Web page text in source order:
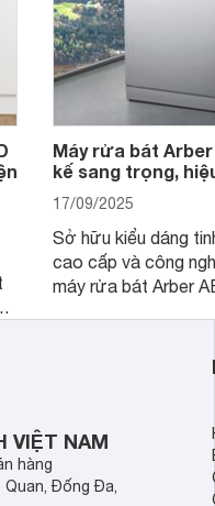
Máy rửa bát
kế sang trọng,
17/09/2025
Sở hữu kiểu dáng
cao cấp và công
máy rửa bát Arber
luôn sạch bóng,
VIỆT NAM
hàng
Quan, Đống Đa,